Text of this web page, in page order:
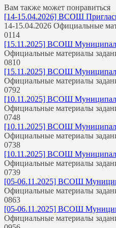
Вам также может понравиться
[14-15.04.2026] ВСОШ
14-15.04.2026 Официальные
0114
[15.11.2025] ВСОШ
Официальные материалы
0810
[15.11.2025] ВСОШ
Официальные материалы
0792
[10.11.2025] ВСОШ
Официальные материалы
0748
[10.11.2025] ВСОШ
Официальные материалы
0738
[10.11.2025] ВСОШ
Официальные материалы
0739
[05-06.11.2025] ВСОШ
Официальные материалы
0863
[05-06.11.2025] ВСОШ
Официальные материалы